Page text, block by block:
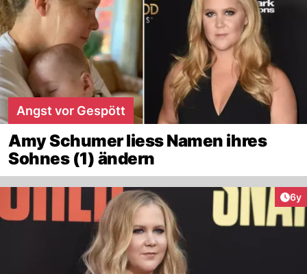
Angst vor Gespött
Amy Schumer liess Namen ihres
Sohnes (1) ändern
6y